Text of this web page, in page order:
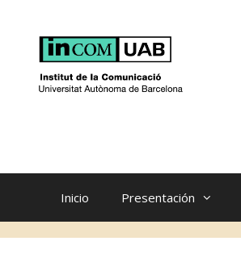
contenido
Inicio Presentación